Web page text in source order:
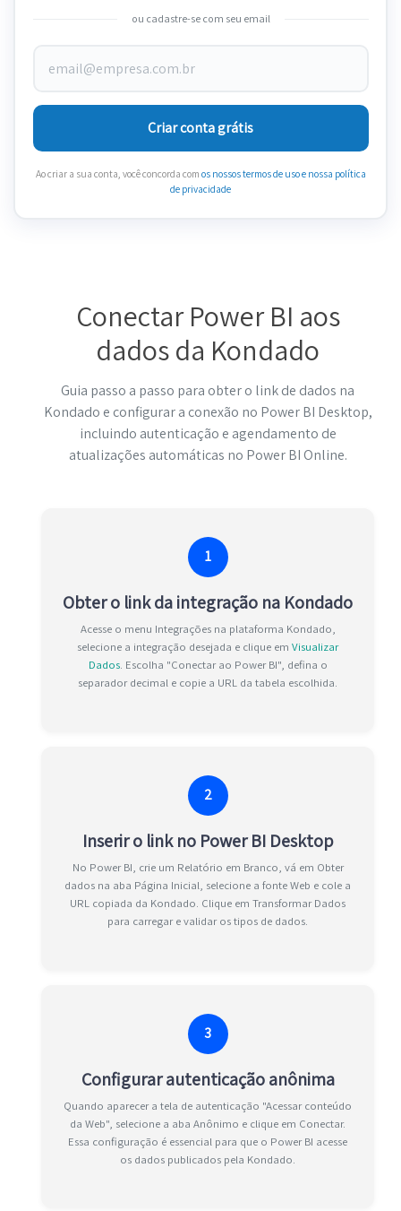
ou cadastre-se com seu email
Criar conta grátis
Ao criar a sua conta, você concorda com os nossos termos de usoe nossa política
de privacidade
Conectar Power BI aos
dados da Kondado
Guia passo a passo para obter o link de dados na
Kondado e configurar a conexão no Power BI Desktop,
incluindo autenticação e agendamento de
atualizações automáticas no Power BI Online.
1
Obter o link da integração na Kondado
Acesse o menu Integrações na plataforma Kondado,
selecione a integração desejada e clique em Visualizar
Dados. Escolha "Conectar ao Power BI", defina o
separador decimal e copie a URL da tabela escolhida.
2
Inserir o link no Power BI Desktop
No Power BI, crie um Relatório em Branco, vá em Obter
dados na aba Página Inicial, selecione a fonte Web e cole a
URL copiada da Kondado. Clique em Transformar Dados
para carregar e validar os tipos de dados.
3
Configurar autenticação anônima
Quando aparecer a tela de autenticação "Acessar conteúdo
da Web", selecione a aba Anônimo e clique em Conectar.
Essa configuração é essencial para que o Power BI acesse
os dados publicados pela Kondado.